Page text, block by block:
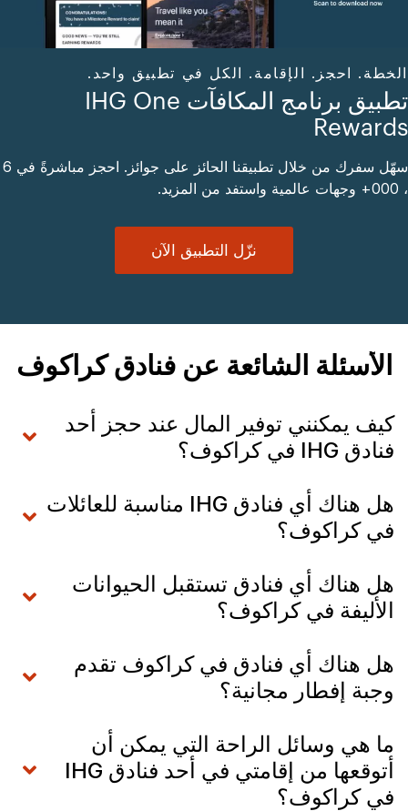
الخطة. احجز. الإقامة. الكل في تطبيق واحد.
تطبيق برنامج المكافآت IHG One
Rewards
سهّل سفرك من خلال تطبيقنا الحائز على جوائز. احجز مباشرةً في 6
، 000+ وجهات عالمية واستفد من المزيد.
نزّل التطبيق الآن
الأسئلة الشائعة عن فنادق كراكوف
كيف يمكنني توفير المال عند حجز أحد
فنادق IHG في كراكوف؟
هل هناك أي فنادق IHG مناسبة للعائلات
في كراكوف؟
هل هناك أي فنادق تستقبل الحيوانات
الأليفة في كراكوف؟
هل هناك أي فنادق في كراكوف تقدم
وجبة إفطار مجانية؟
ما هي وسائل الراحة التي يمكن أن
أتوقعها من إقامتي في أحد فنادق IHG
في كراكوف؟